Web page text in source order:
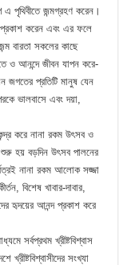
পৃথিবীতে জন্মগ্রহণ করেন।
প্রকাশ করেন এবং এর ফলে
বারতা সকলের কাছে
ও আনন্দে জীবন যাপন করে-
জগতের প্রতিটি মানুষ যেন
ভালবাসে এবং দয়া,
করে নানা রকম উৎসব ও
হয় বড়দিন উৎসব পালনের
নানা রকম আলোক সজ্জা
বিশেষ খাবার-দাবার,
হৃদয়ের আনন্দ প্রকাশ করে
সর্বপ্রথম খ্রীষ্টবিশ্বাস
খ্রীষ্টবিশ্বাসীদের সংখ্যা